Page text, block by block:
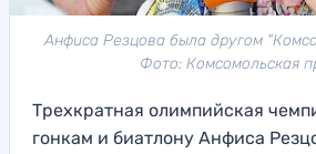
Анфиса Резцова была другом
Фото: Комсомольская
Трехкратная олимпийская
гонкам и биатлону Анфиса